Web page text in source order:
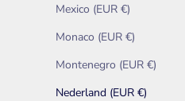
Mexico (EUR €)
Monaco (EUR €)
Montenegro (EUR €)
Nederland (EUR €)